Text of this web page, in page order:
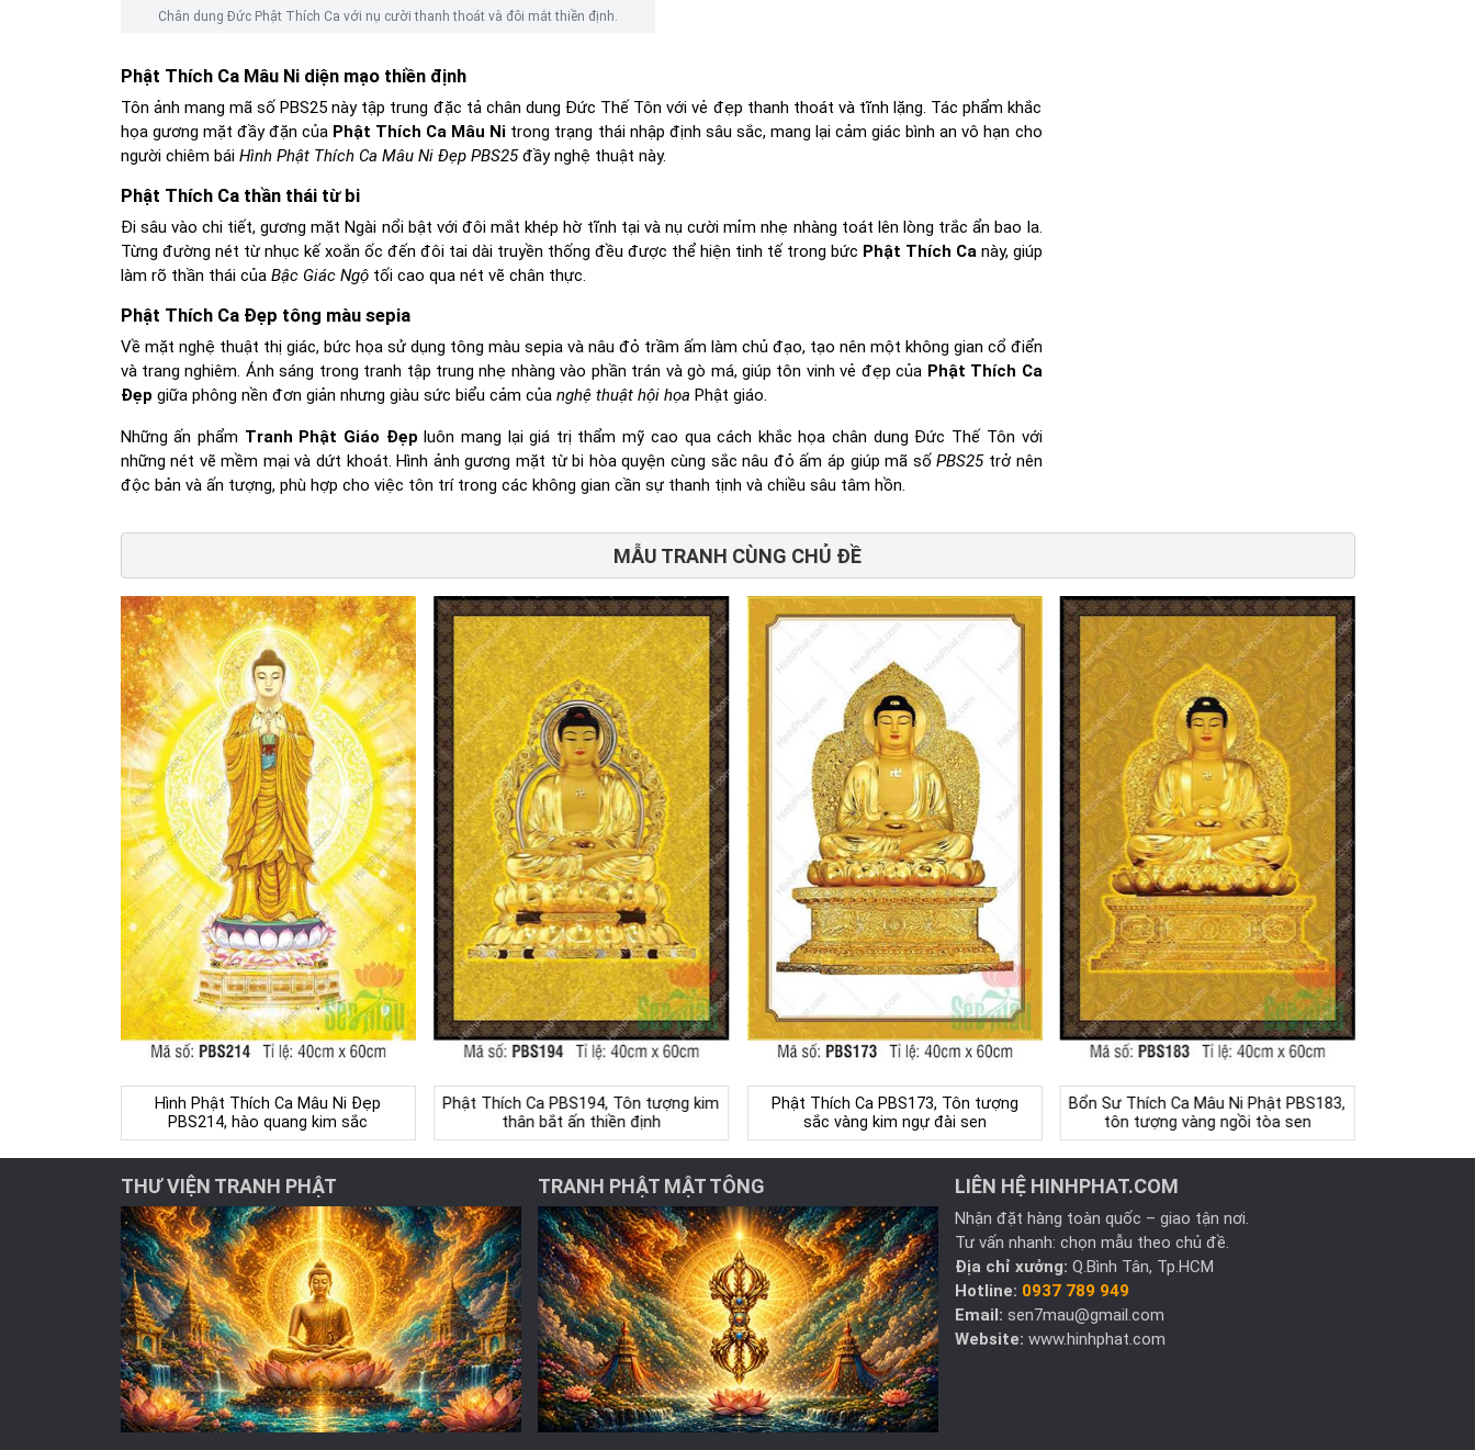
Chân dung Đức Phật Thích Ca với nụ cười thanh thoát và đôi mắt thiền định.
Phật Thích Ca Mâu Ni diện mạo thiền định
Tôn ảnh mang mã số PBS25 này tập trung đặc tả chân dung Đức Thế Tôn với vẻ đẹp thanh thoát và tĩnh lặng. Tác phẩm khắc
họa gương mặt đầy đặn của Phật Thích Ca Mâu Ni trong trạng thái nhập định sâu sắc, mang lại cảm giác bình an vô hạn cho
người chiêm bái Hình Phật Thích Ca Mâu Ni Đẹp PBS25đầy nghệ thuật này.
Phật Thích Ca thần thái từ bi
Đi sâu vào chi tiết, gương mặt Ngài nổi bật với đôi mắt khép hờ tĩnh tại và nụ cười mỉm nhẹ nhàng toát lên lòng trắc ẩn bao la.
Từng đường nét từ nhục kế xoắn ốc đến đôi tai dài truyền thống đều được thể hiện tinh tế trong bức Phật Thích Canày, giúp
làm rõ thần thái của Bậc Giác Ngộtối cao qua nét vẽ chân thực.
Phật Thích Ca Đẹp tông màu sepia
Về mặt nghệ thuật thị giác, bức họa sử dụng tông màu sepia và nâu đỏ trầm ấm làm chủ đạo, tạo nên một không gian cổ điển
và trang nghiêm. Ánh sáng trong tranh tập trung nhẹ nhàng vào phần trán và gò má, giúp tôn vinh vẻ đẹp của Phật Thích Ca
Đẹp giữa phông nền đơn giản nhưng giàu sức biểu cảm của nghệ thuật hội họa Phật giáo.
Những ấn phẩm Tranh Phật Giáo Đẹp luôn mang lại giá trị thẩm mỹ cao qua cách khắc họa chân dung Đức Thế Tôn với
những nét vẽ mềm mại và dứt khoát. Hình ảnh gương mặt từ bi hòa quyện cùng sắc nâu đỏ ấm áp giúp mã sốPBS25trở nên
độc bản và ấn tượng, phù hợp cho việc tôn trí trong các không gian cần sự thanh tịnh và chiều sâu tâm hồn.
MẪU TRANH CÙNG CHỦ ĐỀ
Hình Phật Thích Ca Mâu Ni Đẹp
PBS214, hào quang kim sắc
Phật Thích Ca PBS194, Tôn tượng kim
thân bắt ấn thiền định
Phật Thích Ca PBS173, Tôn tượng
sắc vàng kim ngự đài sen
Bổn Sư Thích Ca Mâu Ni Phật PBS183,
tôn tượng vàng ngồi tòa sen
THƯ VIỆN TRANH PHẬT TRANH PHẬT MẬT TÔNG LIÊN HỆ HINHPHAT.COM
Nhận đặt hàng toàn quốc – giao tận nơi.
Tư vấn nhanh: chọn mẫu theo chủ đề.
Địa chỉ xưởng: Q.Bình Tân, Tp.HCM
Hotline: 0937 789 949
Email: sen7mau@gmail.com
Website: www.hinhphat.com